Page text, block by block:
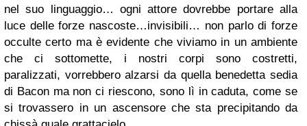
nel suo linguaggio… ogni attore dovrebbe portare alla
luce delle forze nascoste…invisibili… non parlo di forze
occulte certo ma è evidente che viviamo in un ambiente
che ci sottomette, i nostri corpi sono costretti,
paralizzati, vorrebbero alzarsi da quella benedetta sedia
di Bacon ma non ci riescono, sono lì in caduta, come se
si trovassero in un ascensore che sta precipitando da